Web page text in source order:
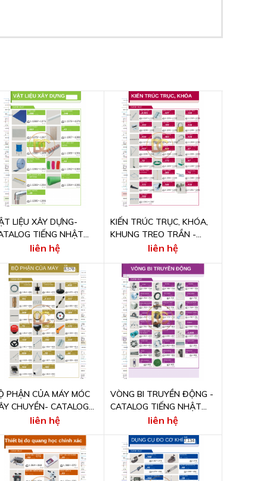
LIỆU XÂY DỰNG-
TIẾNG NHẬT
liên hệ
KIẾN TRÚC TRỤC, KHÓA,
KHUNG TREO TRẦN -
CATALOG TIẾNG NHẬT
liên hệ
PHẬN CỦA MÁY MÓC
CHUYỀN- CATALOG
NHẬT ONLINE
liên hệ
VÒNG BI TRUYỀN ĐỘNG -
CATALOG TIẾNG NHẬT
liên hệ